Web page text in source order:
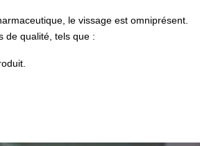
le vissage est omniprésent.
de qualité, tels que :